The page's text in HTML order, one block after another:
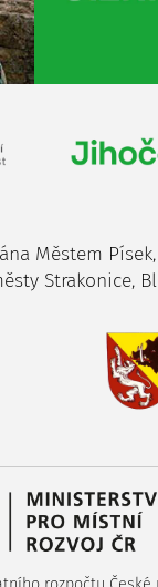
Městem
Strakonice,